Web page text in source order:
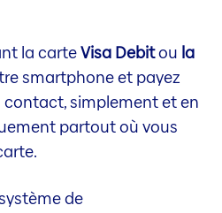
la carteVisa Debitou la
smartphone et payez
simplement et en
partout où vous
de